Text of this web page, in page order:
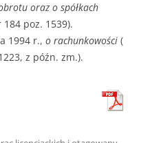
oraz o spółkach
184 poz. 1539).
1994 r., o rachunkowości (
z późn. zm.).